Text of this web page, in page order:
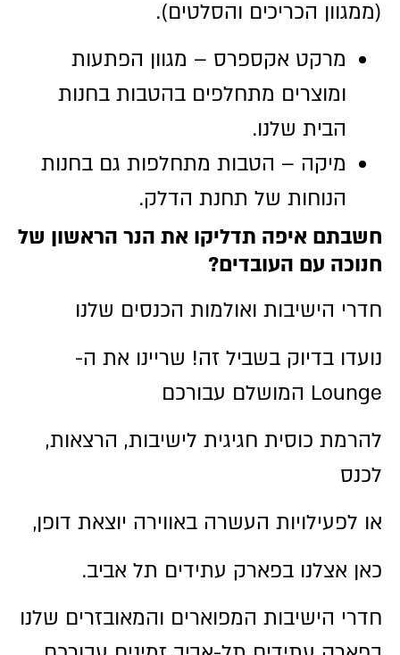
(ממגוון הכריכים והסלטים).
מרקט אקספרס – מגוון הפתעות
ומוצרים מתחלפים בהטבות בחנות
הבית שלנו.
מיקה – הטבות מתחלפות גם בחנות
הנוחות של תחנת הדלק.
חשבתם איפה תדליקו את הנר הראשון של
חנוכה עם העובדים?
חדרי הישיבות ואולמות הכנסים שלנו
נועדו בדיוק בשביל זה! שריינו את ה-
Lounge המושלם עבורכם
להרמת כוסית חגיגית לישיבות, הרצאות,
לכנס
או לפעילויות העשרה באווירה יוצאת דופן,
כאן אצלנו בפארק עתידים תל אביב.
חדרי הישיבות המפוארים והמאובזרים שלנו